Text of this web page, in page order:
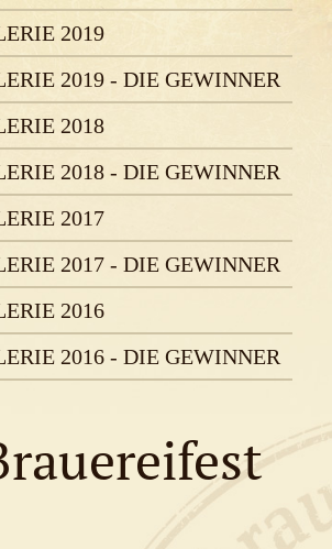
2019
2019 - DIE GEWINNER
2018
2018 - DIE GEWINNER
2017
2017 - DIE GEWINNER
2016
2016 - DIE GEWINNER